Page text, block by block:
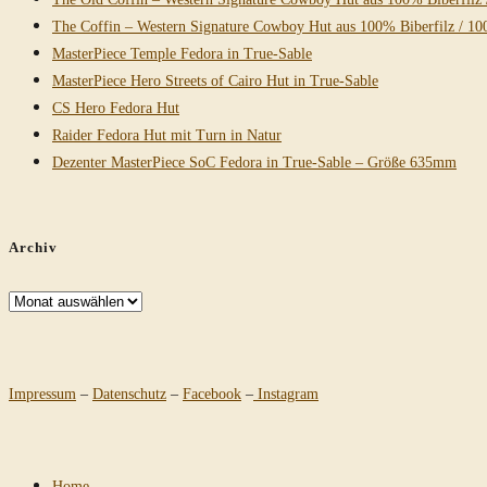
The Coffin – Western Signature Cowboy Hut aus 100% Biberfilz /
MasterPiece Temple Fedora in True-Sable
MasterPiece Hero Streets of Cairo Hut in True-Sable
CS Hero Fedora Hut
Raider Fedora Hut mit Turn in Natur
Dezenter MasterPiece SoC Fedora in True-Sable – Größe 635mm
Archiv
Archiv
Impressum – Datenschutz – Facebook – Instagram